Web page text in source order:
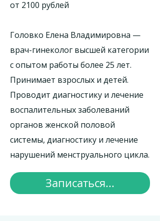
от 2100 рублей
Головко Елена Владимировна —
врач-гинеколог высшей категории
с опытом работы более 25 лет.
Принимает взрослых и детей.
Проводит диагностику и лечение
воспалительных заболеваний
органов женской половой
системы, диагностику и лечение
нарушений менструального цикла.
Записаться...